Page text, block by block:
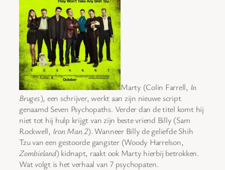
Marty (Colin Farrell, In
Bruges), een schrijver, werkt aan zijn nieuwe script
genaamd Seven Psychopaths. Verder dan de titel komt hij
niet tot hij hulp krijgt van zijn beste vriend Billy (Sam
Rockwell, Iron Man 2). Wanneer Billy de geliefde Shih
Tzu van een gestoorde gangster (Woody Harrelson,
Zombieland) kidnapt, raakt ook Marty hierbij betrokken.
Wat volgt is het verhaal van 7 psychopaten.